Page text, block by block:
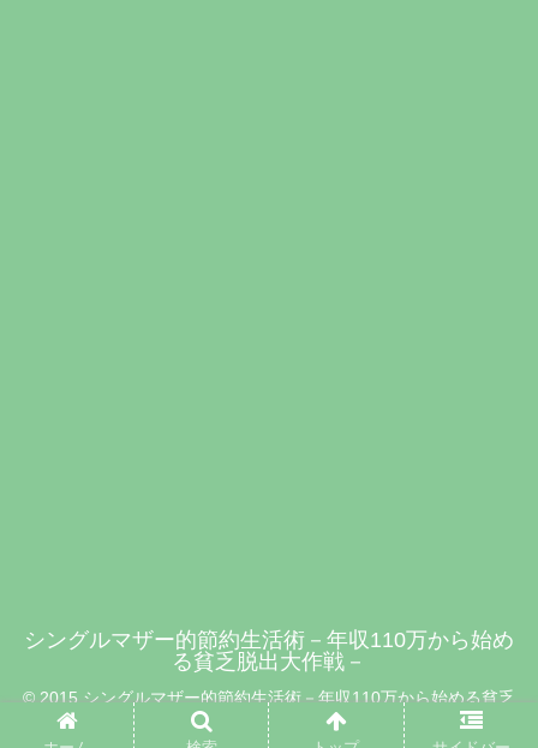
シングルマザー的節約生活術－年収110万から始め
る貧乏脱出大作戦－
© 2015 シングルマザー的節約生活術－年収110万から始める貧乏
脱出大作戦－.